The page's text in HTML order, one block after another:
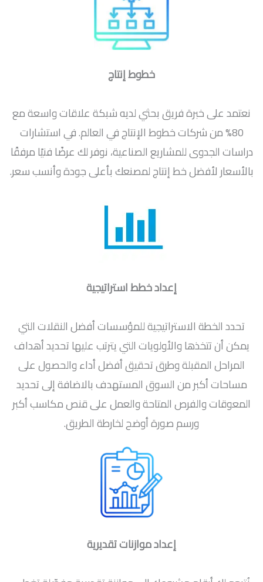
خطوط إنتاج
نعتمد على خبرة فريق بحثي لديه شبكة علاقات واسعة مع
80% من شركات خطوط الإنتاج في العالم. في استشارات
دراسات الجدوى للمشاريع الصناعية، نوفر لك عرضًا فنيًا مرفقًا
بالأسعار لأفضل خط إنتاج لمصنعك بأعلى جودة وأنسب سعر.
إعداد خطط استراتيجية
تحدد الخطة الاستراتيجية للمؤسسات أفضل النقلات التي
يمكن أن تتخذها والأولويات التي يترتب عليها تحديد أهداف
المراحل المقبلة وطرق تحقيق أفضل أداء والحصول على
مساحات أكبر من السوق المستهدف بالاضافة إلى تحديد
المعوقات والفرص المتاحة والعمل على قنص مكاسب أكبر
ورسم صورة أوضح لخارطة الطريق.
إعداد موازنات تقديرية